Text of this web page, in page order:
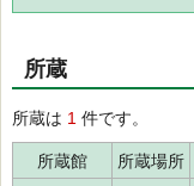
所蔵
所蔵は 1 件です。
所蔵館 所蔵場所